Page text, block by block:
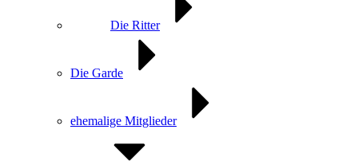
Die Ritter
Die Garde
ehemalige Mitglieder